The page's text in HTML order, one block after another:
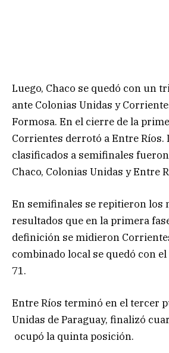
Luego, Chaco se quedó con un
ante Colonias Unidas y
Formosa. En el cierre de la
Corrientes derrotó a Entre Ríos.
clasificados a semifinales
Chaco, Colonias Unidas y Entre
En semifinales se repitieron los
resultados que en la primera
definición se midieron
combinado local se quedó con
71.
Entre Ríos terminó en el tercer
Unidas de Paraguay, finalizó
ocupó la quinta posición.